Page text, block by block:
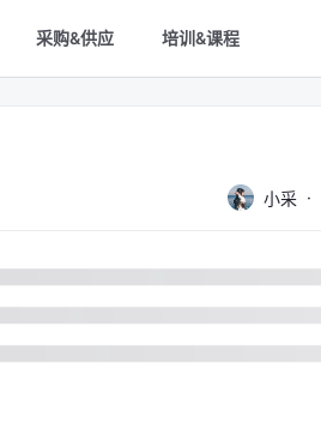
采购&供应 培训&课程
小采 ·